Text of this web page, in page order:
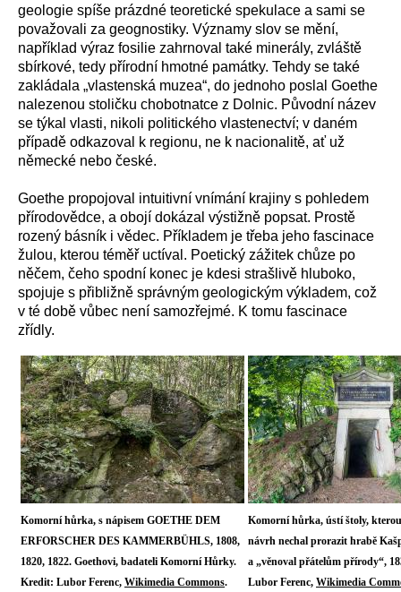
geologie spíše prázdné teoretické spekulace a sami se
považovali za geognostiky. Významy slov se mění,
například výraz fosilie zahrnoval také minerály, zvláště
sbírkové, tedy přírodní hmotné památky. Tehdy se také
zakládala „vlastenská muzea“, do jednoho poslal Goethe
nalezenou stoličku chobotnatce z Dolnic. Původní název
se týkal vlasti, nikoli politického vlastenectví; v daném
případě odkazoval k regionu, ne k nacionalitě, ať už
německé nebo české.
Goethe propojoval intuitivní vnímání krajiny s pohledem
přírodovědce, a obojí dokázal výstižně popsat. Prostě
rozený básník i vědec. Příkladem je třeba jeho fascinace
žulou, kterou téměř uctíval. Poetický zážitek chůze po
něčem, čeho spodní konec je kdesi strašlivě hluboko,
spojuje s přibližně správným geologickým výkladem, což
v té době vůbec není samozřejmé. K tomu fascinace
zřídly.
Komorní hůrka, s nápisem GOETHE DEM
ERFORSCHER DES KAMMERBÜHLS, 1808,
1820, 1822. Goethovi, badateli Komorní Hůrky.
Kredit: Lubor Ferenc, Wikimedia Commons.
Komorní hůrka, ústí štoly,
návrh nechal prorazit hrabě
a „věnoval přátelům přírody“,
Lubor Ferenc, Wikimedia